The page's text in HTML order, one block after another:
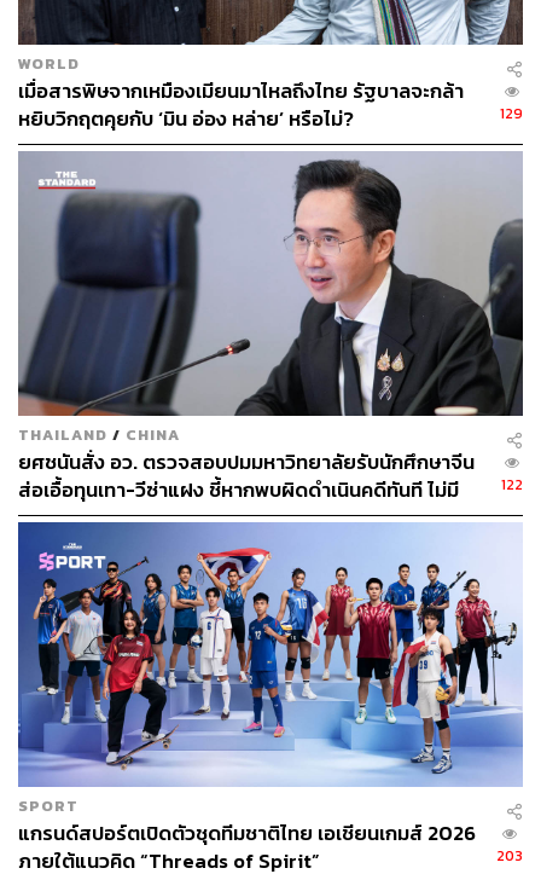
ขณะที่ญี่ปุ่น ปัจจุบันแม้มูลค่า P/E ของตลาดค่อนข้างถูก แต่
ปัจจัยพื้นฐานการบริโภคในญี่ปุ่นเองอาจจะยังไม่โดดเด่น
เท่าไร เพราะ GDP ล่าสุดที่ประกาศออกมาติดลบมากกว่าที่
คาดการณ์ การบริโภคของญี่ปุ่นยังถือว่าอ่อนแออยู่ ขณะที่
ญี่ปุ่นเป็นประเทศเศรษฐกิจที่พึ่งการส่งออกเป็นหลัก หาก
เศรษฐกิจทั่วโลกยังไม่ฟื้นพร้อมกัน ญี่ปุ่นก็อาจจะโตได้ยาก
เพราะฉะนั้นปี 2565 สหรัฐฯ กับยุโรปเริ่มสโลว์ดาวน์ลง
ส่วนฝั่งเอเชียที่เริ่มกลับมาได้ แต่ยังมีความไม่แน่นอนของโอ
มิครอนกลับมากระทบ เพราะฉะนั้นจึงยังเป็นปัญหาของภาค
ส่งออกที่อาจจะกลับมาได้ไม่เต็มที่ และเมื่อไรที่ตลาดเกิด
ความผันผวนหรือเกิดความไม่แน่นอน ก็กลับมาสะท้อนใน
เรื่องของค่าเงินเยนอาจจะแข็งค่า ทำให้กระทบการส่งออกอีก
รอบหนี่ง
สำหรับอินเดีย ในด้านเศรษฐกิจยังมีการเติบโต ขณะที่ภาค
ของการลงทุนยังมีราคาที่ค่อนข้างแพง และเมื่อเข้าไปดูราย
ได้หลักๆ ของอินเดียมาจากสินค้าโภคภัณฑ์ ซึ่งในปี 2564
พลังงานมีการปรับเพิ่มขึ้น รวมถึงราคาทองคำก็มีการปรับขึ้น
มาเล็กน้อยด้วย ส่งผลให้ในปี 2565 สินค้าโภคภัณฑ์น่าจะ
กลับมาฟื้นตัวไม่ได้ร้อนแรงเท่ากับปีที่ผ่านมา
บดินทร์กล่าวว่า ถ้าดูค่า P/E ของอินเดียอยู่ประมาณ 25 เท่า
ถือว่าค่อนข้างสูงเมื่อเทียบในฝั่งเอเชีย เพราะเอเชียค่า P/E อยู่
ที่ประมาณ 13-14 เท่า ถ้าเทียบกับตัวเองย้อนหลังไป 10 ปี
อินเดียจึงแพงกว่าค่าเฉลี่ยถึง 2 เท่า ในขณะที่เศรษฐกิจอาจจะ
ไม่ได้โตร้อนแรงเท่าปี 2564
สำหรับเวียดนามเป็น Frontier Market ที่กำลังจะก้าวไปสู่
Emerging Markets เวียดนามจึงน่าสนใจ เพราะถูกคาดหมาย
WORLD
เมื่อสารพิษจากเหมืองเมียนมาไหลถึงไทย รัฐบาลจะกล้า
หยิบวิกฤตคุยกับ ‘มิน อ่อง หล่าย’ หรือไม่?
129
THAILAND / CHINA
ยศชนันสั่ง อว. ตรวจสอบปมมหาวิทยาลัยรับนักศึกษาจีน
ส่อเอื้อทุนเทา-วีซ่าแฝง ชี้หากพบผิดดำเนินคดีทันที ไม่มี
เลือกปฎิบัติ
122
SPORT
แกรนด์สปอร์ตเปิดตัวชุดทีมชาติไทย เอเชียนเกมส์ 2026
ภายใต้แนวคิด “Threads of Spirit”
203